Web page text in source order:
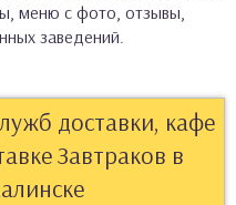
меню с фото, отзывы,
заведений.
доставки, кафе
Завтраков в